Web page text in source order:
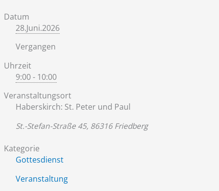
Datum
28.Juni.2026
Vergangen
Uhrzeit
9:00 - 10:00
Veranstaltungsort
Haberskirch: St. Peter und Paul
St.-Stefan-Straße 45, 86316 Friedberg
Kategorie
Gottesdienst
Veranstaltung